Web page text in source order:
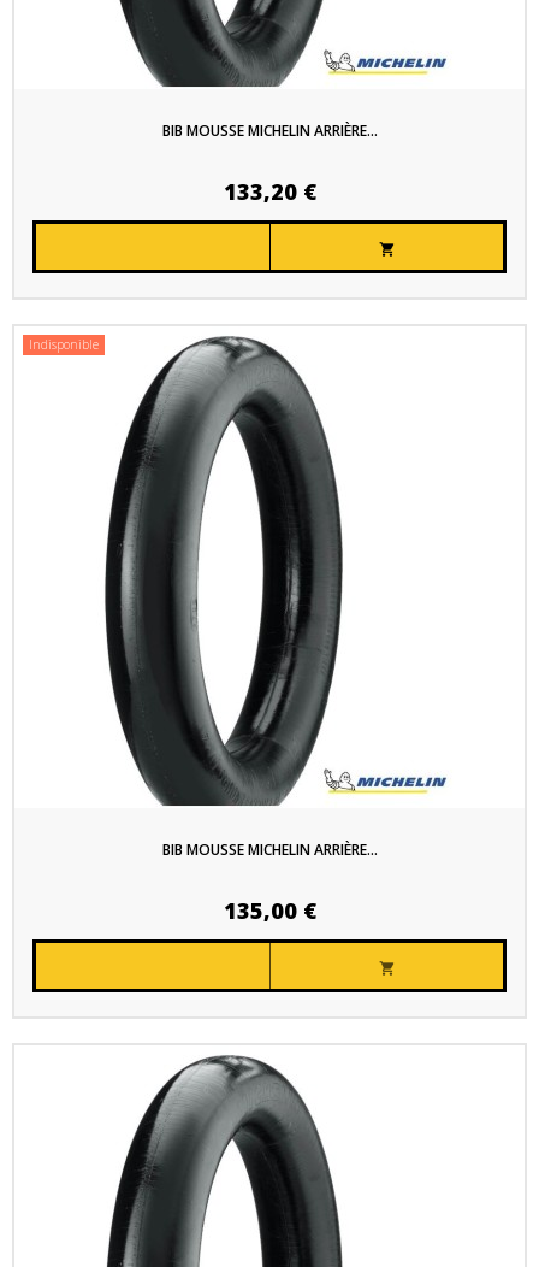
BIB MOUSSE MICHELIN ARRIÈRE...
133,20 €

Indisponible
BIB MOUSSE MICHELIN ARRIÈRE...
135,00 €
